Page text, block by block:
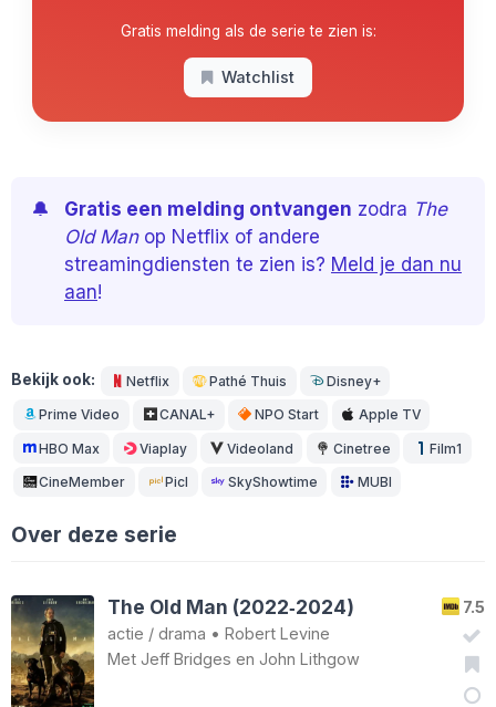
Gratis melding als de serie te zien is:
Watchlist
🔔 Gratis een melding ontvangen zodra The
Old Manop Netflix of andere
streamingdiensten te zien is? Meld je dan nu
aan!
Bekijk ook: Netflix Pathé Thuis Disney+
Prime Video CANAL+ NPO Start Apple TV
HBO Max Viaplay Videoland Cinetree Film1
CineMember Picl SkyShowtime MUBI
Over deze serie
7.5
The Old Man (2022‑2024)
actie / drama • Robert Levine
Met Jeff Bridges en John Lithgow